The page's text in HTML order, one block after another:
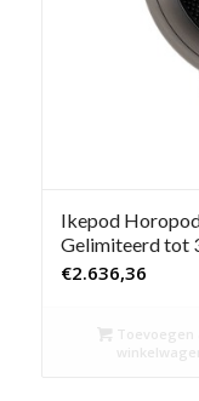
Ikepod
Gelimiteerd tot
€2.636,36
Toevoegen